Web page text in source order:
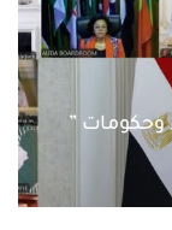
وحكومات ”